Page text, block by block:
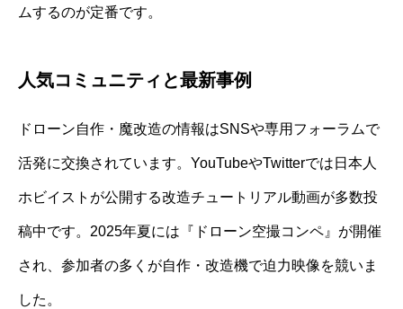
ムするのが定番です。
人気コミュニティと最新事例
ドローン自作・魔改造の情報はSNSや専用フォーラムで
活発に交換されています。YouTubeやTwitterでは日本人
ホビイストが公開する改造チュートリアル動画が多数投
稿中です。2025年夏には『ドローン空撮コンペ』が開催
され、参加者の多くが自作・改造機で迫力映像を競いま
した。